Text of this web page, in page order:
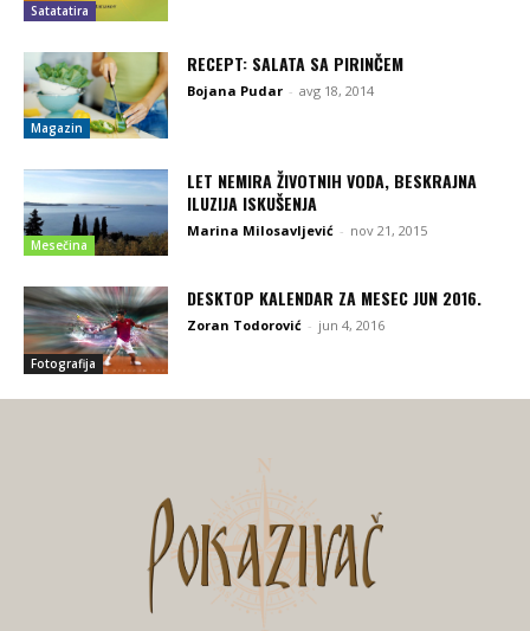
Satatatira
Magazin
RECEPT: SALATA SA PIRINČEM
Bojana Pudar - avg 18, 2014
Mesečina
LET NEMIRA ŽIVOTNIH VODA, BESKRAJNA
ILUZIJA ISKUŠENJA
Marina Milosavljević - nov 21, 2015
Fotografija
DESKTOP KALENDAR ZA MESEC JUN 2016.
Zoran Todorović - jun 4, 2016